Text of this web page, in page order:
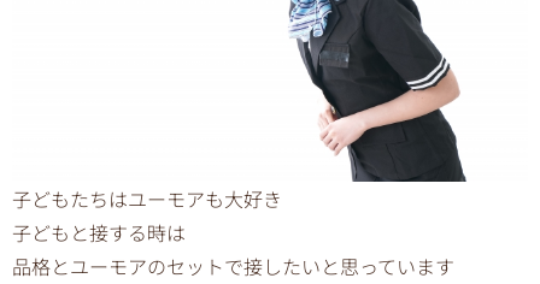
子どもたちはユーモアも大好き
子どもと接する時は
品格とユーモアのセットで接したいと思っています